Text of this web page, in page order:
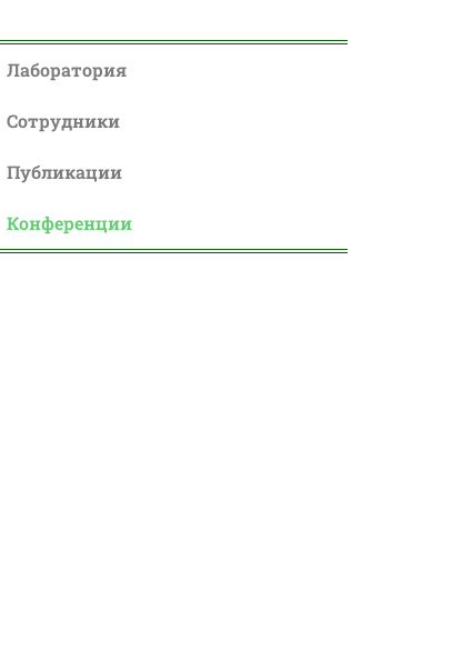
Лаборатория
Сотрудники
Публикации
Конференции